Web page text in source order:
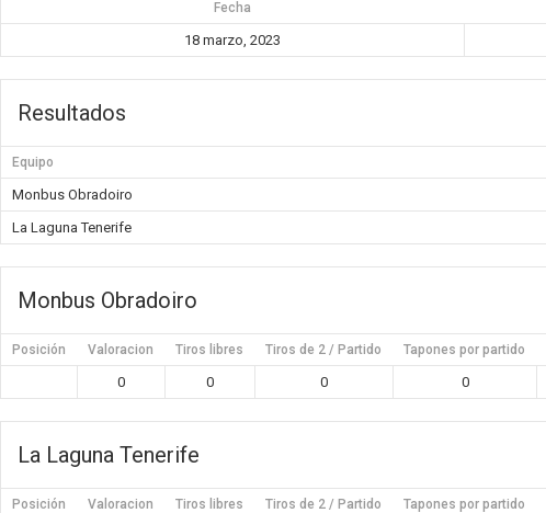
Fecha
18 marzo, 2023
Resultados
Equipo
Monbus Obradoiro
La Laguna Tenerife
Monbus Obradoiro
Posición Valoracion Tiros libres Tiros de 2 / Partido Tapones por partido
0 0 0 0
La Laguna Tenerife
Posición Valoracion Tiros libres Tiros de 2 / Partido Tapones por partido